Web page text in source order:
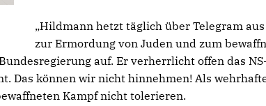
Hildmann hetzt täglich über Telegram
zur Ermordung von Juden und zum
auf. Er verherrlicht offen das
Das können wir nicht hinnehmen! Als
Kampf nicht tolerieren.